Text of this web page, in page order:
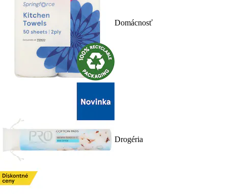
Domácnosť
Drogéria